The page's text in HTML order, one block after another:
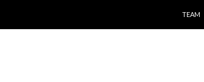
TEAM